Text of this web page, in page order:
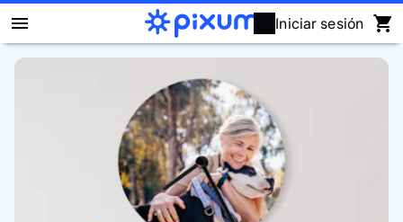
Iniciar sesión
Álbum Digital Pixum